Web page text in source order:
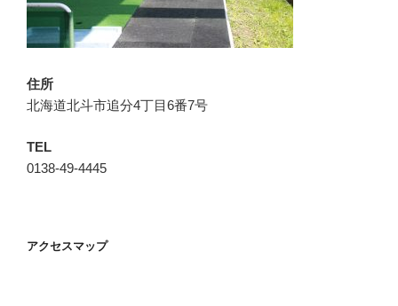
住所
北海道北斗市追分4丁目6番7号
TEL
0138-49-4445
アクセスマップ